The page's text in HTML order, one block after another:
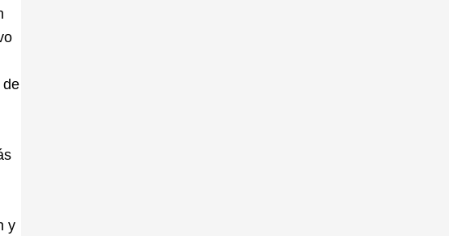
de
y